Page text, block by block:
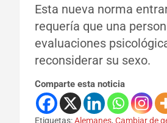
Esta nueva norma
requería que una
evaluaciones
reconsiderar su sexo.
Comparte esta noticia
Etiquetas:Alemanes, Cambiar de